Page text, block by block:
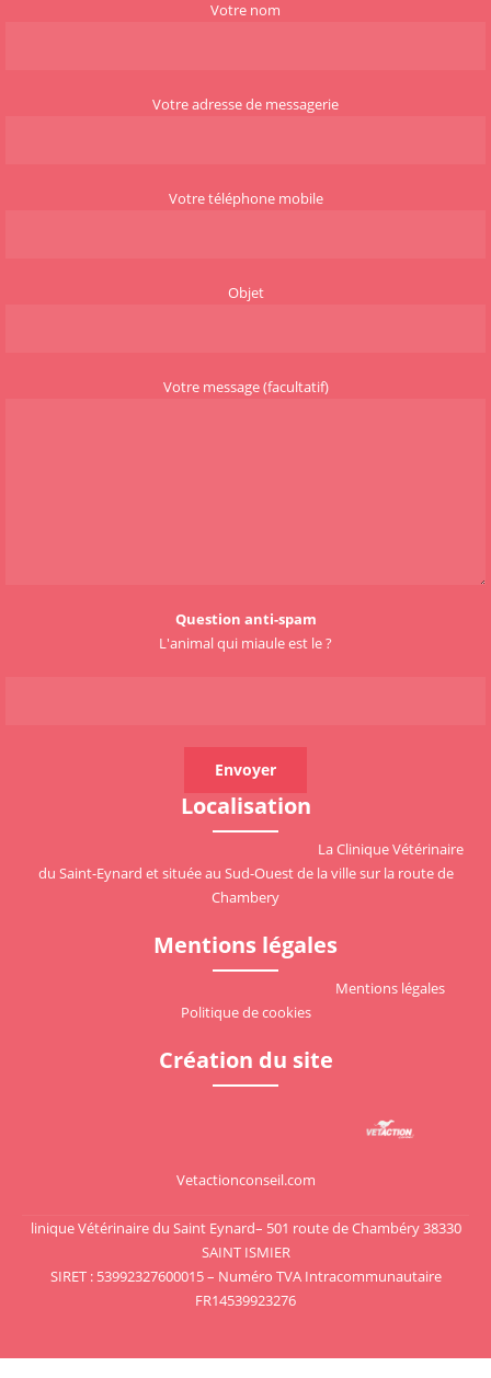
Votre nom
Votre adresse de messagerie
Votre téléphone mobile
Objet
Votre message (facultatif)
Question anti-spam
L'animal qui miaule est le ?
Localisation
La Clinique Vétérinaire
du Saint-Eynard et située au Sud-Ouest de la ville sur la route de
Chambery
Mentions légales
Mentions légales
Politique de cookies
Création du site
Vetactionconseil.com
linique Vétérinaire du Saint Eynard– 501 route de Chambéry 38330
SAINT ISMIER
SIRET : 53992327600015 – Numéro TVA Intracommunautaire
FR14539923276